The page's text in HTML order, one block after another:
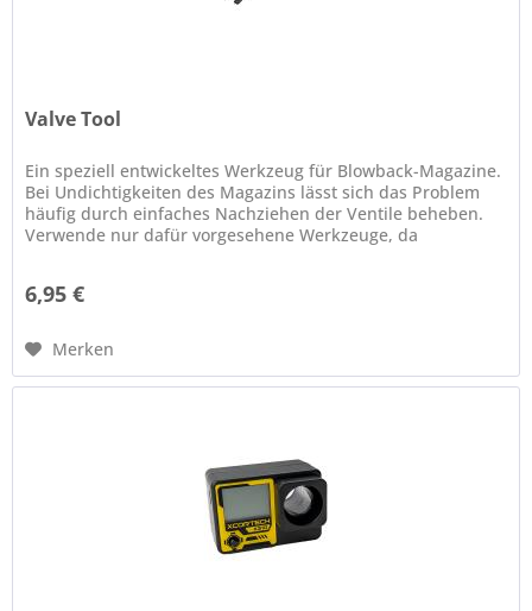
Valve Tool
Ein speziell entwickeltes Werkzeug für Blowback-Magazine.
Bei Undichtigkeiten des Magazins lässt sich das Problem
häufig durch einfaches Nachziehen der Ventile beheben.
Verwende nur dafür vorgesehene Werkzeuge, da
6,95 €
Merken